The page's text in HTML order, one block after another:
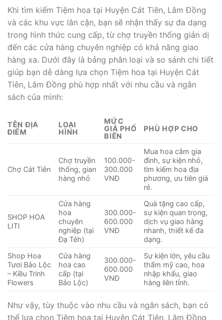
Khi tìm kiếm Tiệm hoa tại Huyện Cát Tiên, Lâm Đồng
và các khu vực lân cận, bạn sẽ nhận thấy sự đa dạng
trong hình thức cung cấp, từ chợ truyền thống giản dị
đến các cửa hàng chuyên nghiệp có khả năng giao
hàng xa. Dưới đây là bảng phân loại và so sánh chi tiết
giúp bạn dễ dàng lựa chọn Tiệm hoa tại Huyện Cát
Tiên, Lâm Đồng phù hợp nhất với nhu cầu và ngân
sách của mình:
TÊN ĐỊA
ĐIỂM
LOẠI
HÌNH
MỨC
GIÁ PHỔ
BIẾN
PHÙ HỢP CHO
Chợ Cát Tiên
Chợ truyền
thống, gian
hàng nhỏ
100.000-
300.000
VNĐ
Mua hoa cắm gia
đình, sự kiện nhỏ,
tìm kiếm hoa địa
phương, ưu tiên giá
rẻ.
SHOP HOA
LITI
Cửa hàng
hoa
chuyên
nghiệp (tại
Đạ Tẻh)
300.000-
600.000
VNĐ
Quà tặng cao cấp,
sự kiện quan trọng,
dịch vụ giao hàng
nhanh, thiết kế đa
dạng.
Shop Hoa
Tươi Bảo Lộc
– Kiều Trinh
Flowers
Cửa hàng
hoa cao
cấp (tại
Bảo Lộc)
300.000-
600.000
VNĐ
Sự kiện lớn, yêu cầu
thẩm mỹ cao, hoa
nhập khẩu, giao
hàng liên tỉnh.
Như vậy, tùy thuộc vào nhu cầu và ngân sách, bạn có
thể lựa chọn Tiệm hoa tại Huyện Cát Tiên, Lâm Đồng